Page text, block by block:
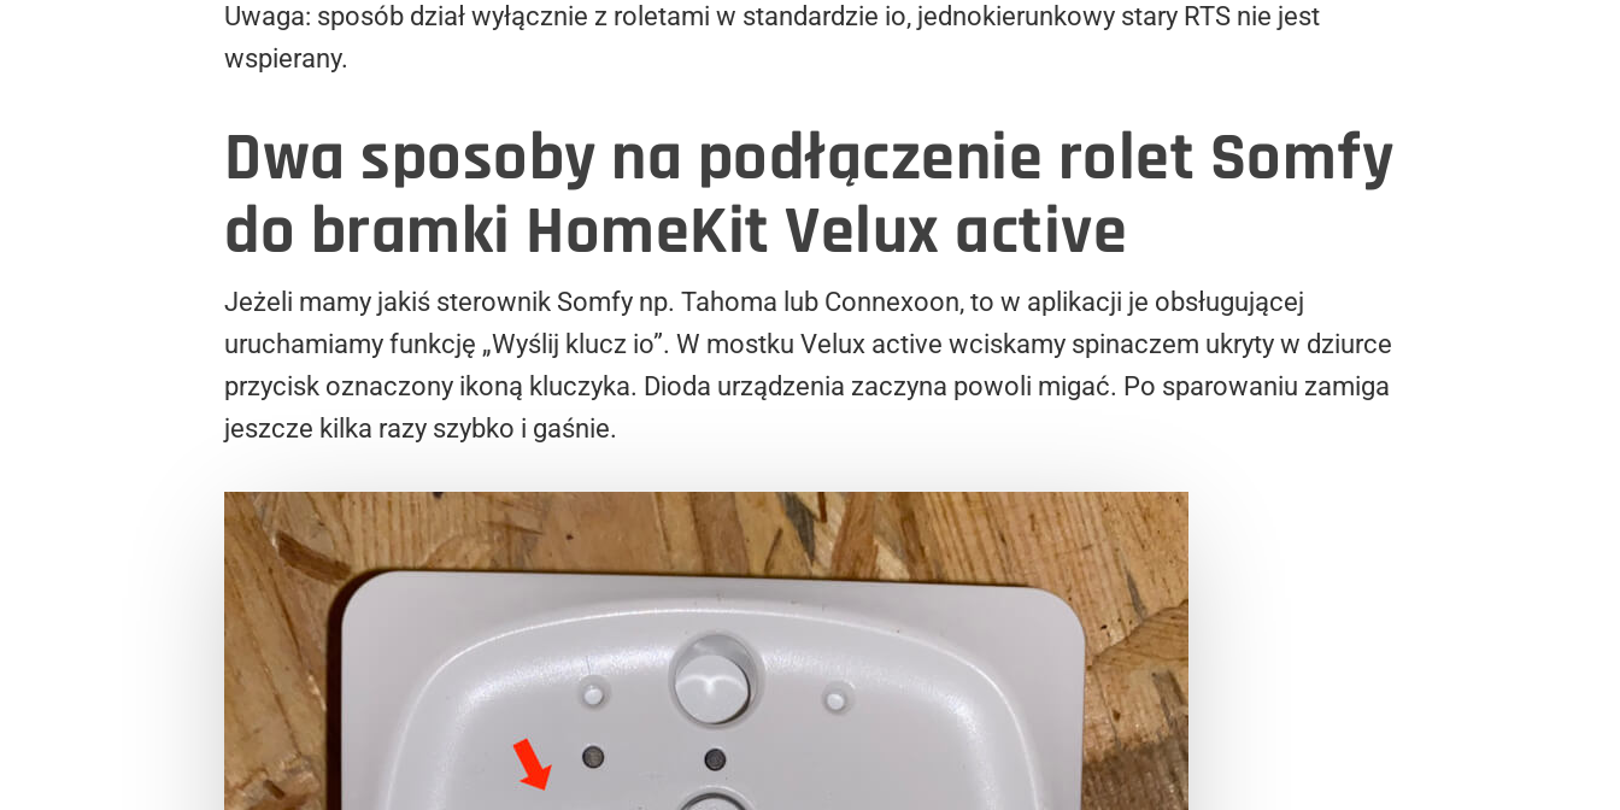
Uwaga: sposób dział wyłącznie z roletami w standardzie io, jednokierunkowy stary RTS nie jest
wspierany.
Dwa sposoby na podłączenie rolet Somfy
do bramki HomeKit Velux active
Jeżeli mamy jakiś sterownik Somfy np. Tahoma lub Connexoon, to w aplikacji je obsługującej
uruchamiamy funkcję „Wyślij klucz io”. W mostku Velux active wciskamy spinaczem ukryty w dziurce
przycisk oznaczony ikoną kluczyka. Dioda urządzenia zaczyna powoli migać. Po sparowaniu zamiga
jeszcze kilka razy szybko i gaśnie.